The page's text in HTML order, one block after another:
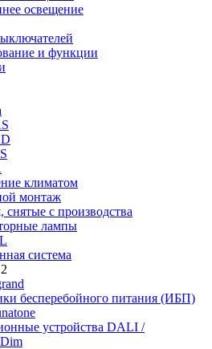
освещение
и функции
климатом
монтаж
снятые с производства
лампы
система
бесперебойного питания (ИБП)
устройства DALI /